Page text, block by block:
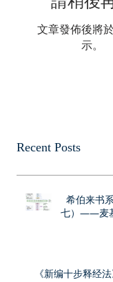
文章發佈後將
示。
Recent Posts
希伯来书
七）——麦
《新编十步释经